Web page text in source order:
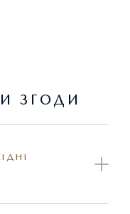
понад 1000 м.
міста за
автомобілів,
зони відпочинку,
обслуговування
ЗГОДИ